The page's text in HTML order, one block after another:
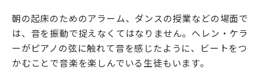
朝の起床のためのアラーム、ダンスの授業などの場面で
は、音を振動で捉えなくてはなりません。ヘレン・ケラ
ーがピアノの弦に触れて音を感じたように、ビートをつ
かむことで音楽を楽しんでいる生徒もいます。